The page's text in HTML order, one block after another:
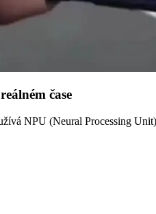
čase
NPU (Neural Processing